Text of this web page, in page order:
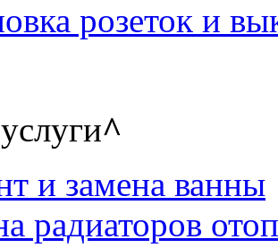
розеток и
^
и замена ванны
радиаторов